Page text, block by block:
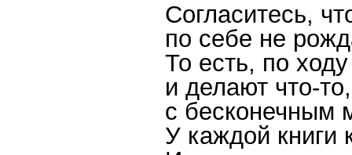
Согласитесь,
по себе не
То есть, по
и делают что-
с бесконечным
У каждой книги